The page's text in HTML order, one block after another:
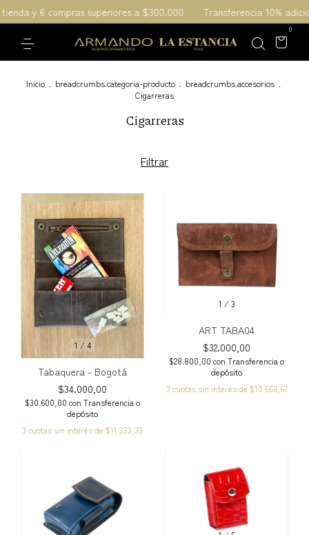
y 6 compras superiores a $300.000 Transferencia 10%
0
Inicio breadcrumbs.categoria-producto breadcrumbs.accesorios
Cigarreras
Cigarreras
Filtrar
1 /4
Tabaquera - Bogotá
$34.000,00
$30.600,00 con Transferencia o
depósito
3 cuotas sin interés de $11.333,33
1 / 3
ART TABA04
$32.000,00
$28.800,00 con Transferencia o
depósito
3 cuotas sin interés de $10.666,67